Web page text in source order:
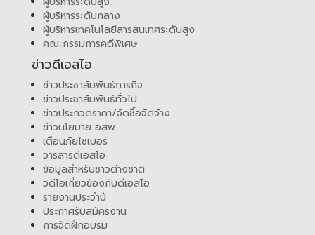
ผู้บริหารระดับกลาง
ผู้บริหารเทคโนโลยีสารสนเทศระดับสูง
คณะกรรมการคดีพิเศษ
ข่าวดีเอสไอ
ข่าวประชาสัมพันธ์ภารกิจ
ข่าวประชาสัมพันธ์ทั่วไป
ข่าวประกวดราคา/จัดซื้อจัดจ้าง
ข่าวนโยบาย อสพ.
เตือนภัยไซเบอร์
วารสารดีเอสไอ
ข้อมูลสำหรับชาวต่างชาติ
วิดีโอเกี่ยวข้องกับดีเอสไอ
รายงานประจำปี
ประกาศรับสมัครงาน
การจัดฝึกอบรม